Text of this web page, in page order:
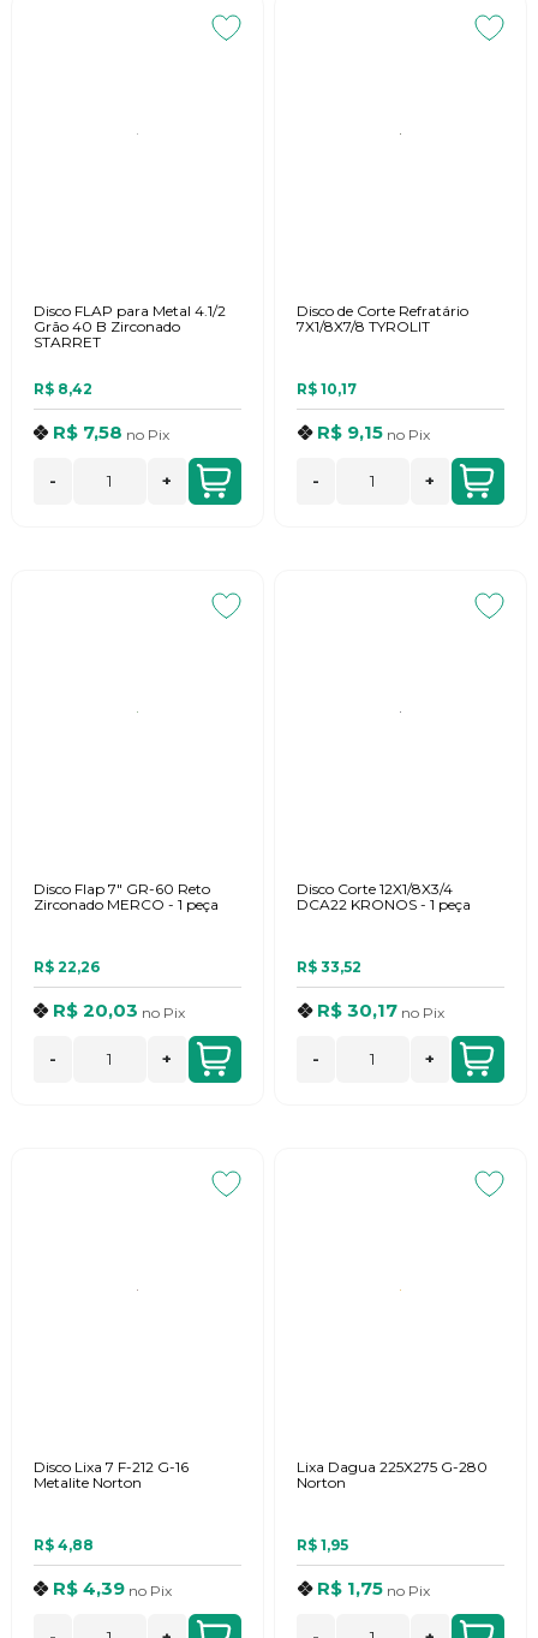
Disco FLAP para Metal 4.1/2
Grão 40 B Zirconado
STARRET
R$ 8,42
R$ 7,58 no Pix
- +
Disco de Corte Refratário
7X1/8X7/8 TYROLIT
R$ 10,17
R$ 9,15 no Pix
- +
Disco Flap 7" GR-60 Reto
Zirconado MERCO - 1 peça
R$ 22,26
R$ 20,03 no Pix
- +
Disco Corte 12X1/8X3/4
DCA22 KRONOS - 1 peça
R$ 33,52
R$ 30,17 no Pix
- +
Disco Lixa 7 F-212 G-16
Metalite Norton
R$ 4,88
R$ 4,39 no Pix
Lixa Dagua 225X275 G-280
Norton
R$ 1,95
R$ 1,75 no Pix